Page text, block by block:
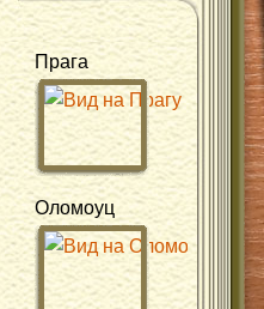
Прага
Оломоуц